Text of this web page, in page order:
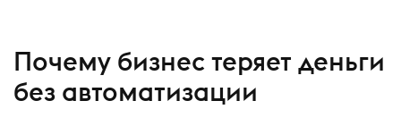
Почему бизнес теряет деньги
без автоматизации